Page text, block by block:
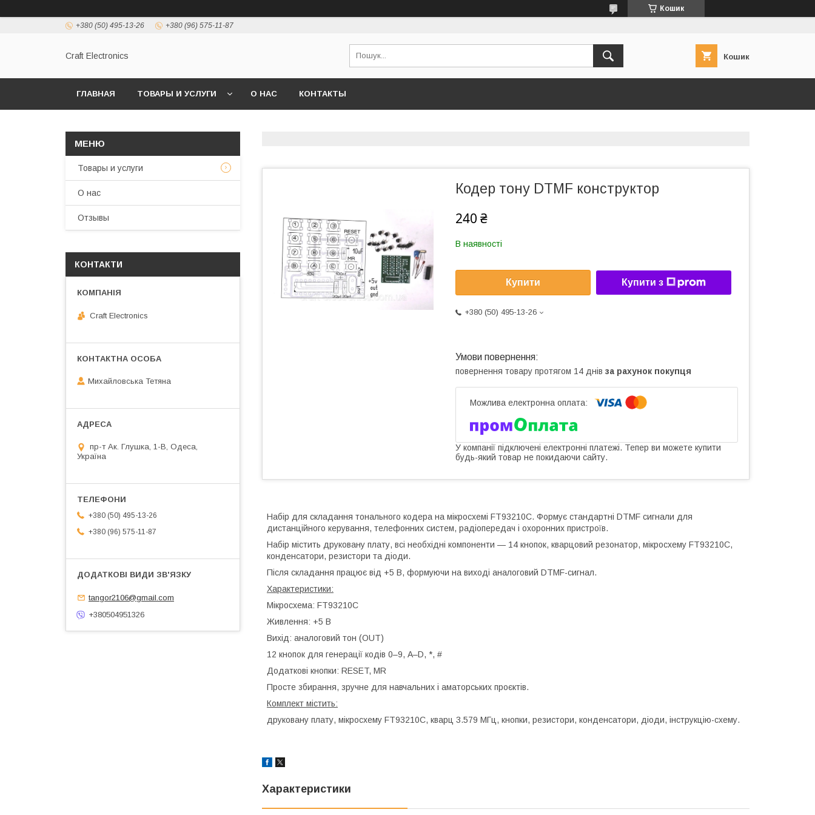
Кошик
+380 (50) 495-13-26 +380 (96) 575-11-87
Craft Electronics Кошик
ГЛАВНАЯ ТОВАРЫ И УСЛУГИ О НАС КОНТАКТЫ
Кодер тону DTMF конструктор
240 ₴
В наявності
Купити Купити з
+380 (50) 495-13-26
повернення товару протягом 14 днів за рахунок покупця
У компанії підключені електронні платежі. Тепер ви можете купити
будь-який товар не покидаючи сайту.
Набір для складання тонального кодера на мікросхемі FT93210C. Формує стандартні DTMF сигнали для
дистанційного керування, телефонних систем, радіопередач і охоронних пристроїв.
Набір містить друковану плату, всі необхідні компоненти — 14 кнопок, кварцовий резонатор, мікросхему FT93210C,
конденсатори, резистори та діоди.
Після складання працює від +5 В, формуючи на виході аналоговий DTMF-сигнал.
Характеристики:
Мікросхема: FT93210C
Живлення: +5 В
Вихід: аналоговий тон (OUT)
12 кнопок для генерації кодів 0–9, A–D, *, #
Додаткові кнопки: RESET, MR
Просте збирання, зручне для навчальних і аматорських проєктів.
Комплект містить:
друковану плату, мікросхему FT93210C, кварц 3.579 МГц, кнопки, резистори, конденсатори, діоди, інструкцію-схему.
Характеристики
Товары и услуги
О нас
Отзывы
КОНТАКТИ
Craft Electronics
Михайловська Тетяна
пр-т Ак. Глушка, 1-В, Одеса,
Україна
+380 (50) 495-13-26
+380 (96) 575-11-87
tangor2106@gmail.com
+380504951326